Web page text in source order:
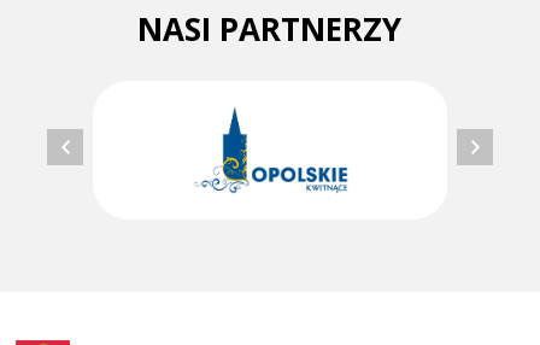
NASI PARTNERZY